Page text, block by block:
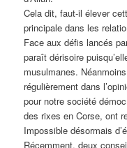
Cela dit, faut-il élever
principale dans les
Face aux défis lancés
paraît dérisoire
musulmanes.
régulièrement dans
pour notre société
des rixes en Corse, ont
Impossible désormais
Récemment, deux